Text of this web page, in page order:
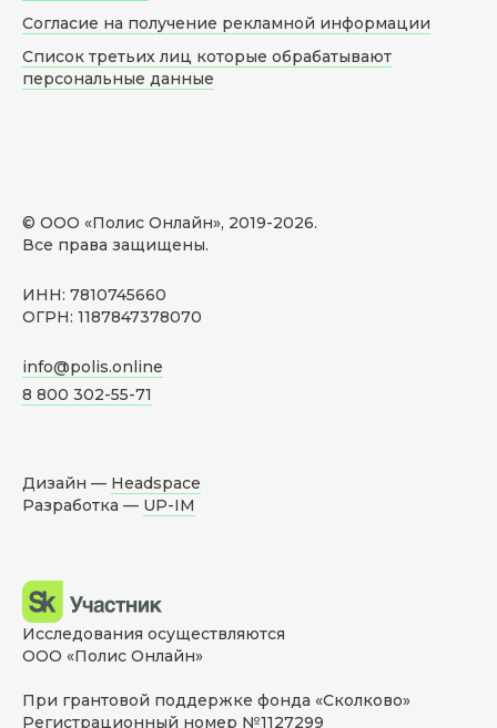
© ООО «Полис Онлайн», 2019-2026.
Все права защищены.
ИНН: 7810745660
ОГРН: 1187847378070
info@polis.online
8 800 302-55-71
Согласие на получение рекламной информации
Список третьих лиц которые обрабатывают
персональные данные
Дизайн — Headspace
Разработка — UP-IM
Исследования осуществляются
ООО «Полис Онлайн»
При грантовой поддержке фонда «Сколково»
Регистрационный номер №1127299